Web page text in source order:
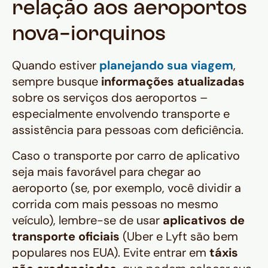
relação aos aeroportos
nova-iorquinos
Quando estiver planejando sua viagem,
sempre busque informações atualizadas
sobre os serviços dos aeroportos –
especialmente envolvendo transporte e
assistência para pessoas com deficiência.
Caso o transporte por carro de aplicativo
seja mais favorável para chegar ao
aeroporto (se, por exemplo, você dividir a
corrida com mais pessoas no mesmo
veículo), lembre-se de usar aplicativos de
transporte oficiais (Uber e Lyft são bem
populares nos EUA). Evite entrar em táxis